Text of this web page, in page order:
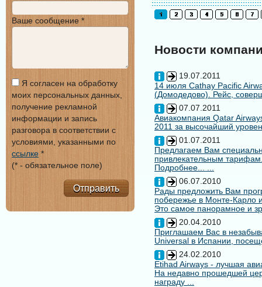
Новости
19.07.2011
14 июля Cathay Pacific
(Домодедово). Рейс,
07.07.2011
Авиакомпания Qatar
2011 за высочайший
01.07.2011
Предлагаем Вам
привлекательным
Подробнее... ...
06.07.2010
Рады предложить Вам
побережье в Монте-Карло
Это самое панорамное и
20.04.2010
Приглашаем Вас в
Universal в Испании,
24.02.2010
Etihad Airways - лучшая
На недавно прошедшей
награду ...
Ваше сообщение *
Я согласен на обработку
моих персональных данных,
получение рекламной
информации и запись
разговора в соответствии с
условиями, указанными по
ссылке *
(* - обязательное поле)
Отправить